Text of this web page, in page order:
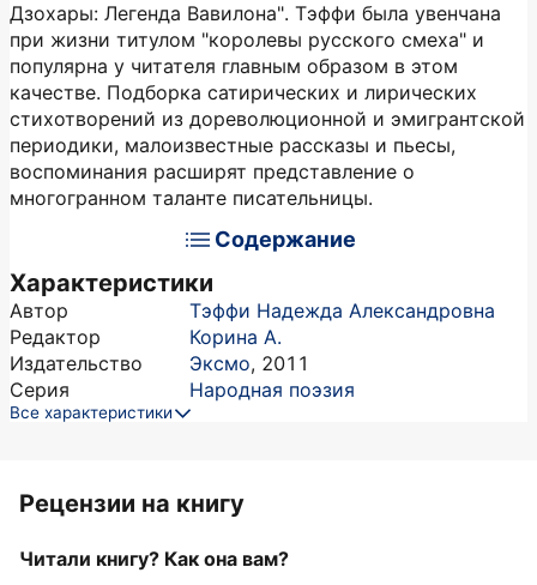
Дзохары: Легенда Вавилона". Тэффи была увенчана
при жизни титулом "королевы русского смеха" и
популярна у читателя главным образом в этом
качестве. Подборка сатирических и лирических
стихотворений из дореволюционной и эмигрантской
периодики, малоизвестные рассказы и пьесы,
воспоминания расширят представление о
многогранном таланте писательницы.
Содержание
Характеристики
Автор
Тэффи Надежда Александровна
Редактор
Корина А.
Издательство
Эксмо, 2011
Серия
Народная поэзия
Все характеристики
Рецензии на книгу
Читали книгу? Как она вам?